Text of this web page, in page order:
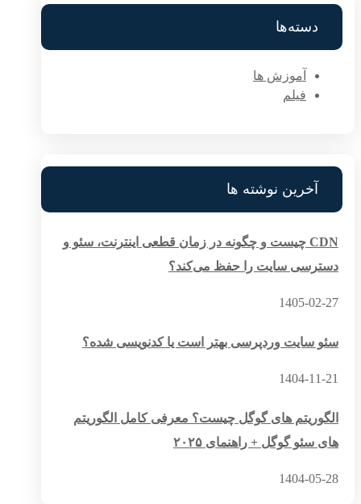
دسته‌ها
آموزش ها
فیلم
آخرین نوشته ها
CDN چیست و چگونه در زمان قطعی اینترنت، سئو و
دسترسی سایت را حفظ می‌کند؟
1405-02-27
سئو سایت وردپرسی بهتر است یا کدنویسی شده؟
1404-11-21
الگوریتم های گوگل چیست؟ معرفی کامل الگوریتم
های سئو گوگل + راهنمای ۲۰۲۵
1404-05-28